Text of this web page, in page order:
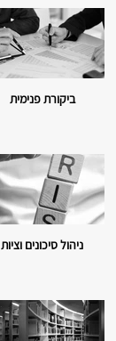
ביקורת פנימית
ניהול סיכונים וציות